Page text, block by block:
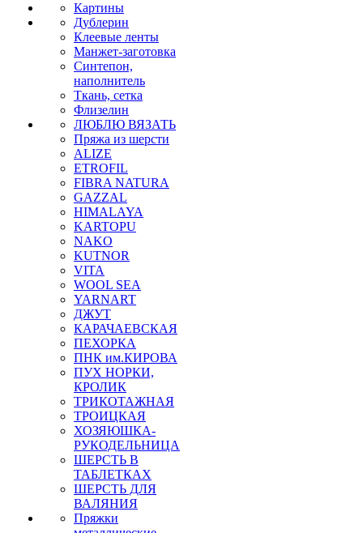
Картины
Дублерин
Клеевые ленты
Манжет-заготовка
Синтепон,
наполнитель
Ткань, сетка
Флизелин
ЛЮБЛЮ ВЯЗАТЬ
Пряжа из шерсти
ALIZE
ETROFIL
FIBRA NATURA
GAZZAL
HIMALAYA
KARTOPU
NAKO
KUTNOR
VITA
WOOL SEA
YARNART
ДЖУТ
КАРАЧАЕВСКАЯ
ПЕХОРКА
ПНК им.КИРОВА
ПУХ НОРКИ,
КРОЛИК
ТРИКОТАЖНАЯ
ТРОИЦКАЯ
ХОЗЯЮШКА-
РУКОДЕЛЬНИЦА
ШЕРСТЬ В
ТАБЛЕТКАХ
ШЕРСТЬ ДЛЯ
ВАЛЯНИЯ
Пряжки